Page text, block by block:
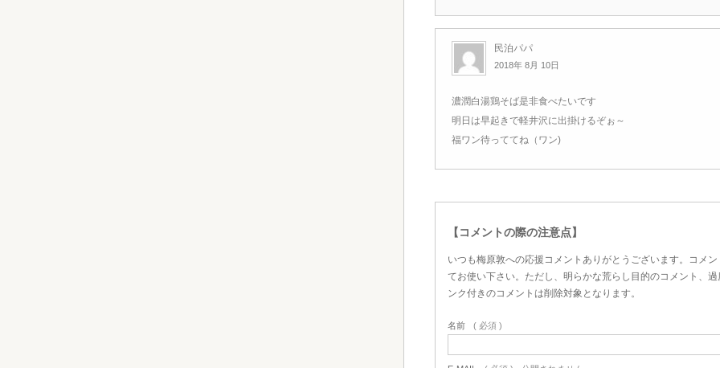
民泊パパ
2018年 8月 10日
濃潤白湯鶏そば是非食べたいです
明日は早起きで軽井沢に出掛けるぞぉ～
福ワン待っててね（ワン)
【コメントの際の注意点】
いつも梅原敦への応援コメントありがとうございます。コメ
てお使い下さい。ただし、明らかな荒らし目的のコメント、
ンク付きのコメントは削除対象となります。
名前 ( 必須 )